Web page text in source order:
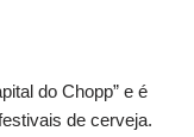
do Chopp” e é
de cerveja.